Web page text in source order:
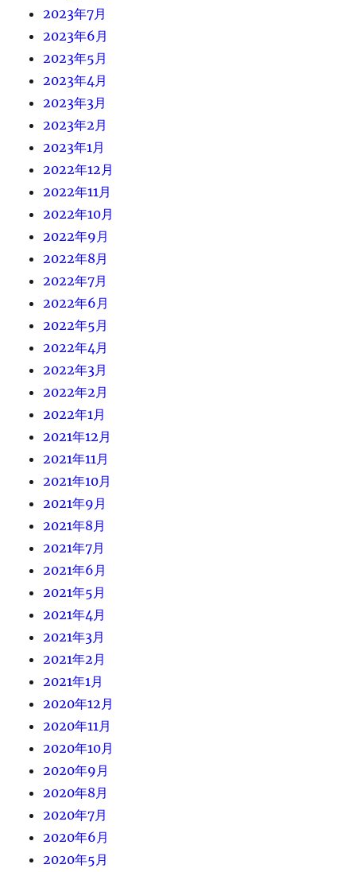
2023年7月
2023年6月
2023年5月
2023年4月
2023年3月
2023年2月
2023年1月
2022年12月
2022年11月
2022年10月
2022年9月
2022年8月
2022年7月
2022年6月
2022年5月
2022年4月
2022年3月
2022年2月
2022年1月
2021年12月
2021年11月
2021年10月
2021年9月
2021年8月
2021年7月
2021年6月
2021年5月
2021年4月
2021年3月
2021年2月
2021年1月
2020年12月
2020年11月
2020年10月
2020年9月
2020年8月
2020年7月
2020年6月
2020年5月